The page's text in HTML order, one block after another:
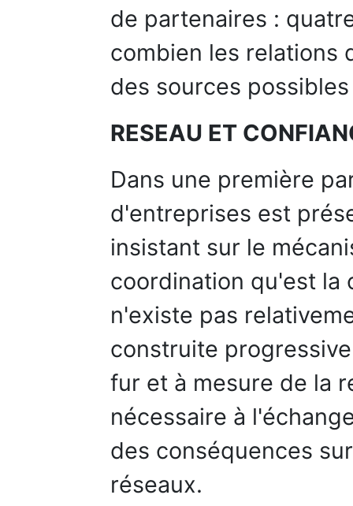
de partenaires :
combien les relations
des sources
RESEAU ET
Dans une première
d'entreprises est
insistant sur le
coordination qu'est la
n'existe pas
construite
fur et à mesure de la
nécessaire à
des conséquences
réseaux.